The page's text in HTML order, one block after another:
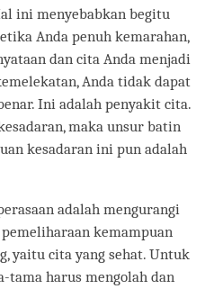
ini menyebabkan begitu
Anda penuh kemarahan,
dan cita Anda menjadi
Anda tidak dapat
Ini adalah penyakit cita.
maka unsur batin
kesadaran ini pun adalah
adalah mengurangi
kemampuan
yaitu cita yang sehat. Untuk
harus mengolah dan